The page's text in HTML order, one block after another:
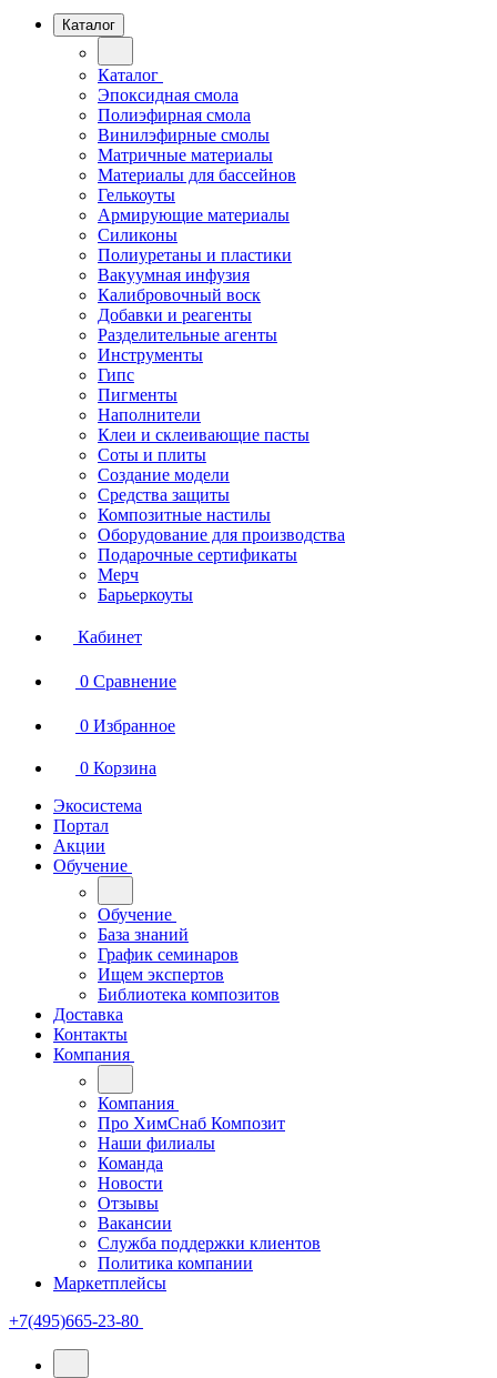
Каталог
Каталог
Эпоксидная смола
Полиэфирная смола
Винилэфирные смолы
Матричные материалы
Материалы для бассейнов
Гелькоуты
Армирующие материалы
Силиконы
Полиуретаны и пластики
Вакуумная инфузия
Калибровочный воск
Добавки и реагенты
Разделительные агенты
Инструменты
Гипс
Пигменты
Наполнители
Клеи и склеивающие пасты
Соты и плиты
Создание модели
Средства защиты
Композитные настилы
Оборудование для производства
Подарочные сертификаты
Мерч
Барьеркоуты
Кабинет
0 Сравнение
0 Избранное
0 Корзина
Экосистема
Портал
Акции
Обучение
Обучение
База знаний
График семинаров
Ищем экспертов
Библиотека композитов
Доставка
Контакты
Компания
Компания
Про ХимСнаб Композит
Наши филиалы
Команда
Новости
Отзывы
Вакансии
Служба поддержки клиентов
Политика компании
Маркетплейсы
+7(495)665-23-80